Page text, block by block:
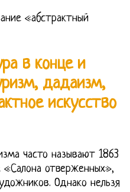
«абстрактный
в конце и
дадаизм,
искусство
часто называют 1863
отверженных»,
Однако нельзя